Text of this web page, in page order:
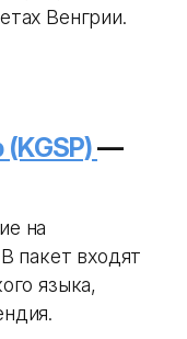
Венгрии.
—
на
пакет входят
языка,